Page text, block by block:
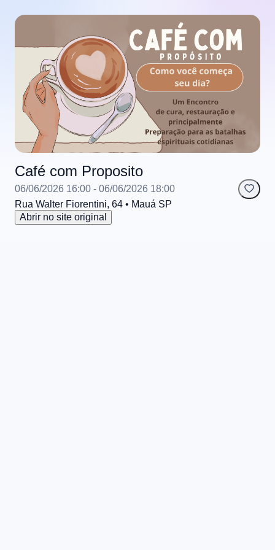
Café com Proposito
06/06/2026 16:00 - 06/06/2026 18:00
Rua Walter Fiorentini, 64 • Mauá SP
Abrir no site original